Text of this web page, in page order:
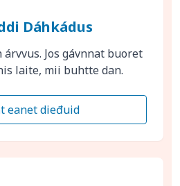
Dáhkádus
Jos gávnnat buoret
laite, mii buhtte dan.
eanet dieđuid